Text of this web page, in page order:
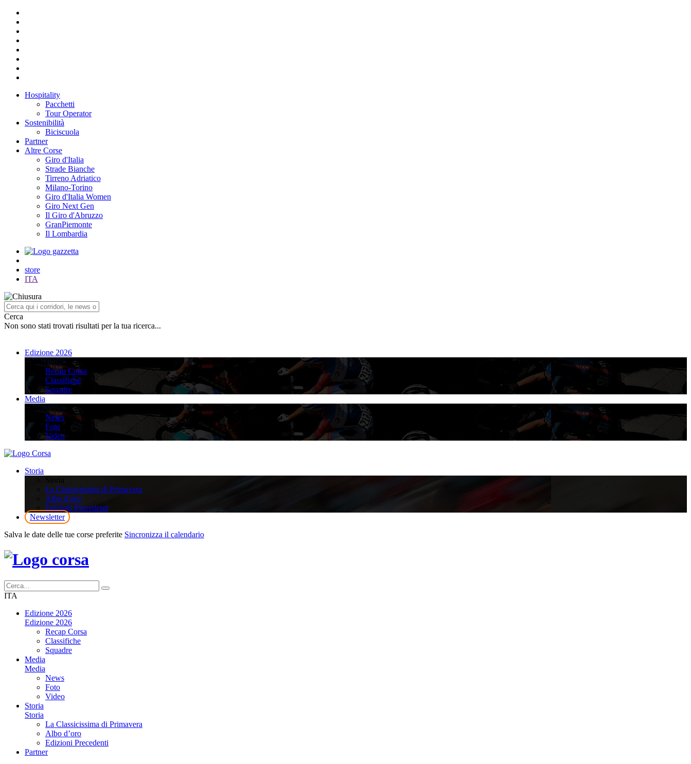
Hospitality
Pacchetti
Tour Operator
Sostenibilità
Biciscuola
Partner
Altre Corse
Giro d'Italia
Strade Bianche
Tirreno Adriatico
Milano-Torino
Giro d'Italia Women
Giro Next Gen
Il Giro d'Abruzzo
GranPiemonte
Il Lombardia
store
ITA
Cerca
Non sono stati trovati risultati per la tua ricerca...
Edizione 2026
Edizione 2026
Recap Corsa
Classifiche
Squadre
Media
Media
News
Foto
Video
Storia
La Classicissima di Primavera
Albo d’oro
Edizioni Precedenti
Newsletter
Salva le date delle tue corse preferite Sincronizza il calendario
ITA
Edizione 2026
Edizione 2026
Recap Corsa
Classifiche
Squadre
Media
Media
News
Foto
Video
Storia
Storia
La Classicissima di Primavera
Albo d’oro
Edizioni Precedenti
Partner